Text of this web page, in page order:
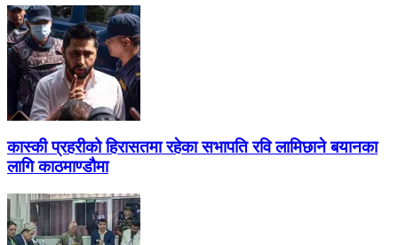
कास्की प्रहरीको हिरासतमा रहेका सभापति रवि लामिछाने बयानका
लागि काठमाण्डौमा